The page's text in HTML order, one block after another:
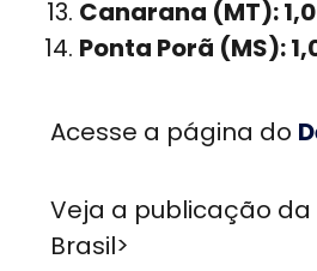
Canarana (MT):
Ponta Porã (MS):
Acesse a página do
Veja a publicação da
Brasil>